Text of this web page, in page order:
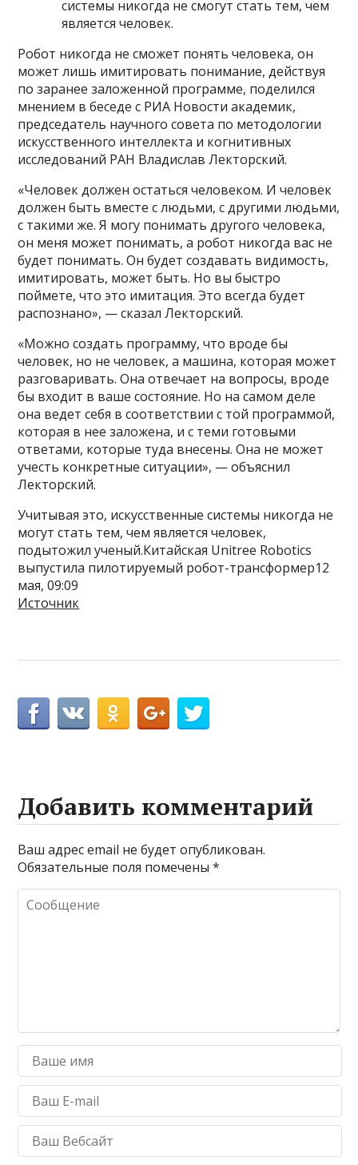
системы никогда не смогут стать тем, чем
является человек.
Робот никогда не сможет понять человека, он
может лишь имитировать понимание, действуя
по заранее заложенной программе, поделился
мнением в беседе с РИА Новости академик,
председатель научного совета по методологии
искусственного интеллекта и когнитивных
исследований РАН Владислав Лекторский.
«Человек должен остаться человеком. И человек
должен быть вместе с людьми, с другими людьми,
с такими же. Я могу понимать другого человека,
он меня может понимать, а робот никогда вас не
будет понимать. Он будет создавать видимость,
имитировать, может быть. Но вы быстро
поймете, что это имитация. Это всегда будет
распознано», — сказал Лекторский.
«Можно создать программу, что вроде бы
человек, но не человек, а машина, которая может
разговаривать. Она отвечает на вопросы, вроде
бы входит в ваше состояние. Но на самом деле
она ведет себя в соответствии с той программой,
которая в нее заложена, и с теми готовыми
ответами, которые туда внесены. Она не может
учесть конкретные ситуации», — объяснил
Лекторский.
Учитывая это, искусственные системы никогда не
могут стать тем, чем является человек,
подытожил ученый.Китайская Unitree Robotics
выпустила пилотируемый робот-трансформер12
мая, 09:09
Источник
Добавить комментарий
Ваш адрес email не будет опубликован.
Обязательные поля помечены*